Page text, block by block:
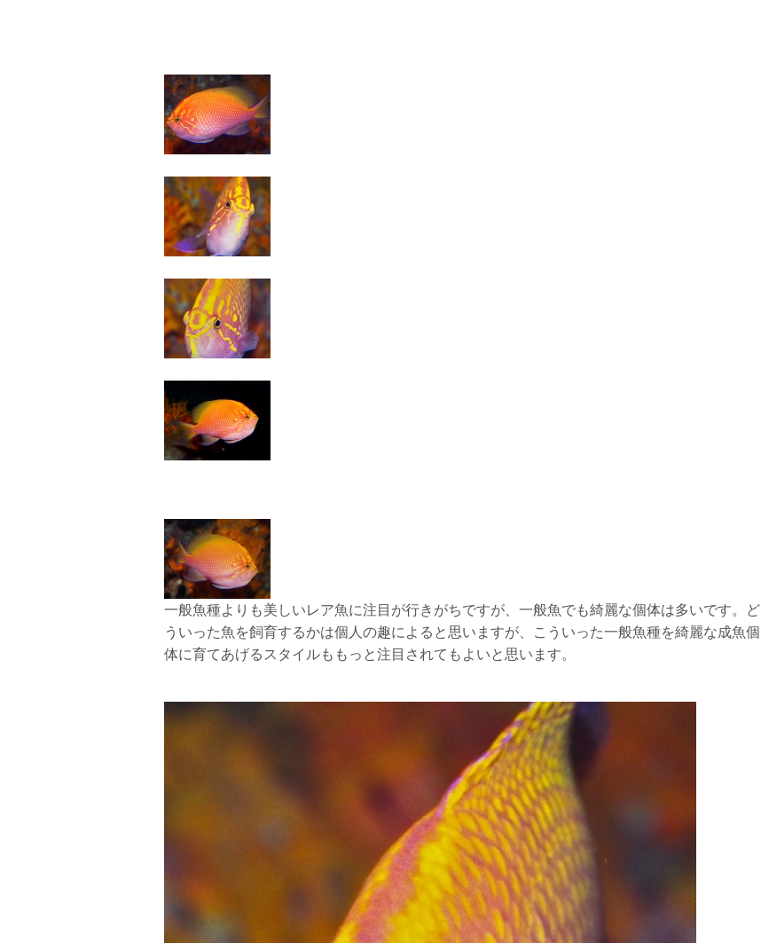
一般魚種よりも美しいレア魚に注目が行きがちですが、一般魚でも綺麗な個体は多いです。ど
ういった魚を飼育するかは個人の趣によると思いますが、こういった一般魚種を綺麗な成魚個
体に育てあげるスタイルももっと注目されてもよいと思います。